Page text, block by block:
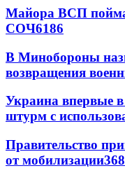
Майора ВСП
СОЧ6186
В Минобороны
возвращения
Украина впервые
штурм с
Правительство
от мобилизации